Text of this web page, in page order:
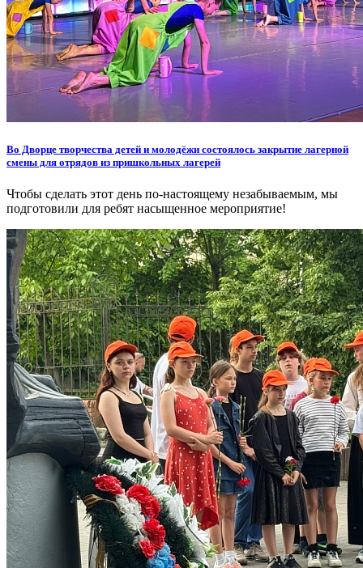
Во Дворце творчества детей и молодёжи состоялось закрытие лагерной
смены для отрядов из пришкольных лагерей
Чтобы сделать этот день по-настоящему незабываемым, мы
подготовили для ребят насыщенное мероприятие!